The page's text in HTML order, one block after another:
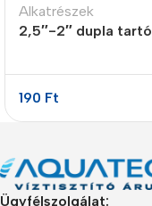
Alkatrészek
2,5″-2″ dupla tartó
190 Ft
Ügyfélszolgálat: